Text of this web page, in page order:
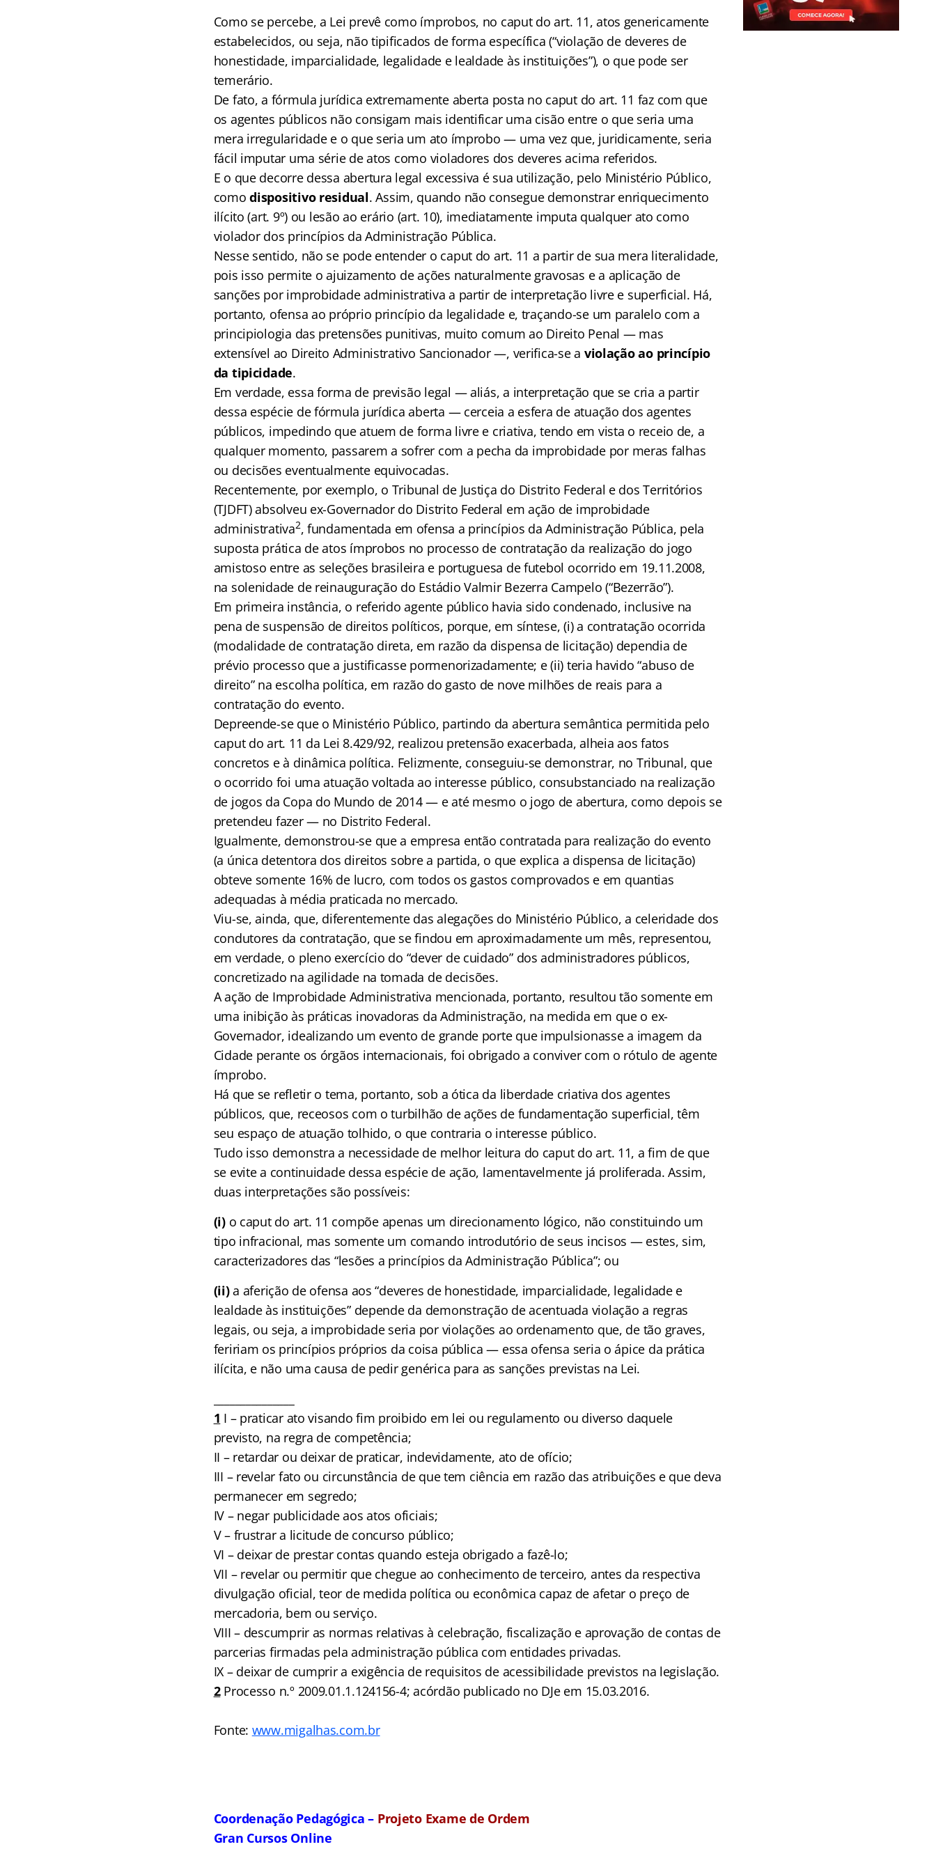
Como se percebe, a Lei prevê como ímprobos, no caput do art. 11, atos genericamente
estabelecidos, ou seja, não tipificados de forma específica (“violação de deveres de
honestidade, imparcialidade, legalidade e lealdade às instituições”), o que pode ser
temerário.
De fato, a fórmula jurídica extremamente aberta posta no caput do art. 11 faz com que
os agentes públicos não consigam mais identificar uma cisão entre o que seria uma
mera irregularidade e o que seria um ato ímprobo — uma vez que, juridicamente, seria
fácil imputar uma série de atos como violadores dos deveres acima referidos.
E o que decorre dessa abertura legal excessiva é sua utilização, pelo Ministério Público,
comodispositivo residual. Assim, quando não consegue demonstrar enriquecimento
ilícito (art. 9º) ou lesão ao erário (art. 10), imediatamente imputa qualquer ato como
violador dos princípios da Administração Pública.
Nesse sentido, não se pode entender o caput do art. 11 a partir de sua mera literalidade,
pois isso permite o ajuizamento de ações naturalmente gravosas e a aplicação de
sanções por improbidade administrativa a partir de interpretação livre e superficial. Há,
portanto, ofensa ao próprio princípio da legalidade e, traçando-se um paralelo com a
principiologia das pretensões punitivas, muito comum ao Direito Penal — mas
extensível ao Direito Administrativo Sancionador —, verifica-se a violação ao princípio
da tipicidade.
Em verdade, essa forma de previsão legal — aliás, a interpretação que se cria a partir
dessa espécie de fórmula jurídica aberta — cerceia a esfera de atuação dos agentes
públicos, impedindo que atuem de forma livre e criativa, tendo em vista o receio de, a
qualquer momento, passarem a sofrer com a pecha da improbidade por meras falhas
ou decisões eventualmente equivocadas.
Recentemente, por exemplo, o Tribunal de Justiça do Distrito Federal e dos Territórios
(TJDFT) absolveu ex-Governador do Distrito Federal em ação de improbidade
administrativa2, fundamentada em ofensa a princípios da Administração Pública, pela
suposta prática de atos ímprobos no processo de contratação da realização do jogo
amistoso entre as seleções brasileira e portuguesa de futebol ocorrido em 19.11.2008,
na solenidade de reinauguração do Estádio Valmir Bezerra Campelo (“Bezerrão”).
Em primeira instância, o referido agente público havia sido condenado, inclusive na
pena de suspensão de direitos políticos, porque, em síntese, (i) a contratação ocorrida
(modalidade de contratação direta, em razão da dispensa de licitação) dependia de
prévio processo que a justificasse pormenorizadamente; e (ii) teria havido “abuso de
direito” na escolha política, em razão do gasto de nove milhões de reais para a
contratação do evento.
Depreende-se que o Ministério Público, partindo da abertura semântica permitida pelo
caput do art. 11 da Lei 8.429/92, realizou pretensão exacerbada, alheia aos fatos
concretos e à dinâmica política. Felizmente, conseguiu-se demonstrar, no Tribunal, que
o ocorrido foi uma atuação voltada ao interesse público, consubstanciado na realização
de jogos da Copa do Mundo de 2014 — e até mesmo o jogo de abertura, como depois se
pretendeu fazer — no Distrito Federal.
Igualmente, demonstrou-se que a empresa então contratada para realização do evento
(a única detentora dos direitos sobre a partida, o que explica a dispensa de licitação)
obteve somente 16% de lucro, com todos os gastos comprovados e em quantias
adequadas à média praticada no mercado.
Viu-se, ainda, que, diferentemente das alegações do Ministério Público, a celeridade dos
condutores da contratação, que se findou em aproximadamente um mês, representou,
em verdade, o pleno exercício do “dever de cuidado” dos administradores públicos,
concretizado na agilidade na tomada de decisões.
A ação de Improbidade Administrativa mencionada, portanto, resultou tão somente em
uma inibição às práticas inovadoras da Administração, na medida em que o ex-
Governador, idealizando um evento de grande porte que impulsionasse a imagem da
Cidade perante os órgãos internacionais, foi obrigado a conviver com o rótulo de agente
ímprobo.
Há que se refletir o tema, portanto, sob a ótica da liberdade criativa dos agentes
públicos, que, receosos com o turbilhão de ações de fundamentação superficial, têm
seu espaço de atuação tolhido, o que contraria o interesse público.
Tudo isso demonstra a necessidade de melhor leitura do caput do art. 11, a fim de que
se evite a continuidade dessa espécie de ação, lamentavelmente já proliferada. Assim,
duas interpretações são possíveis:
(i)o caput do art. 11 compõe apenas um direcionamento lógico, não constituindo um
tipo infracional, mas somente um comando introdutório de seus incisos — estes, sim,
caracterizadores das “lesões a princípios da Administração Pública”; ou
(ii)a aferição de ofensa aos “deveres de honestidade, imparcialidade, legalidade e
lealdade às instituições” depende da demonstração de acentuada violação a regras
legais, ou seja, a improbidade seria por violações ao ordenamento que, de tão graves,
feririam os princípios próprios da coisa pública — essa ofensa seria o ápice da prática
ilícita, e não uma causa de pedir genérica para as sanções previstas na Lei.
1 I – praticar ato visando fim proibido em lei ou regulamento ou diverso daquele
previsto, na regra de competência;
II – retardar ou deixar de praticar, indevidamente, ato de ofício;
III – revelar fato ou circunstância de que tem ciência em razão das atribuições e que deva
permanecer em segredo;
IV – negar publicidade aos atos oficiais;
V – frustrar a licitude de concurso público;
VI – deixar de prestar contas quando esteja obrigado a fazê-lo;
VII – revelar ou permitir que chegue ao conhecimento de terceiro, antes da respectiva
divulgação oficial, teor de medida política ou econômica capaz de afetar o preço de
mercadoria, bem ou serviço.
VIII – descumprir as normas relativas à celebração, fiscalização e aprovação de contas de
parcerias firmadas pela administração pública com entidades privadas.
IX – deixar de cumprir a exigência de requisitos de acessibilidade previstos na legislação.
2Processo n.º 2009.01.1.124156-4; acórdão publicado no DJe em 15.03.2016.
Fonte: www.migalhas.com.br
Coordenação Pedagógica – Projeto Exame de Ordem
Gran Cursos Online